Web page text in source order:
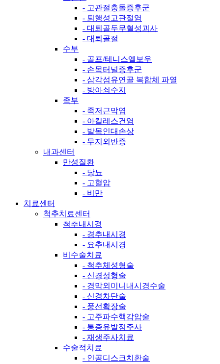
- 고관절충돌증후군
- 퇴행성고관절염
- 대퇴골두무혈성괴사
- 대퇴골절
수부
- 골프/테니스엘보우
- 손목터널증후군
- 삼각섬유연골 복합체 파열
- 방아쇠수지
족부
- 족저근막염
- 아킬레스건염
- 발목인대손상
- 무지외반증
내과센터
만성질환
- 당뇨
- 고혈압
- 비만
치료센터
척추치료센터
척추내시경
- 경추내시경
- 요추내시경
비수술치료
- 척추체성형술
- 신경성형술
- 경막외미니내시경수술
- 신경차단술
- 풍선확장술
- 고주파수핵감압술
- 통증유발점주사
- 재생주사치료
수술적치료
- 인공디스크치환술